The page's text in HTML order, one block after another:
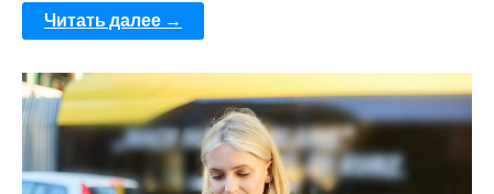
Читать далее →